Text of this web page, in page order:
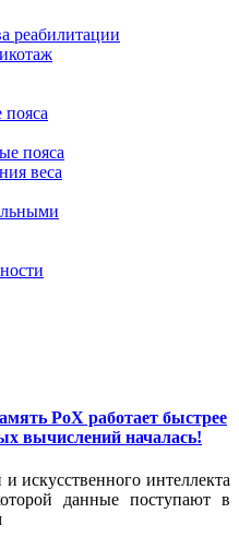
реабилитации
пояса
веса
PoX работает быстрее
вычислений началась!
искусственного интеллекта
данные поступают в